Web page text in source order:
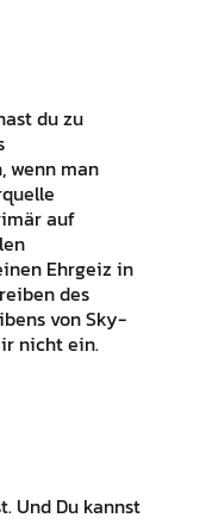
du zu
wenn man
auf
Ehrgeiz in
des
von Sky-
nicht ein.
Und Du kannst